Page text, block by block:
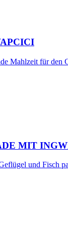
Mahlzeit für den
MIT
und Fisch